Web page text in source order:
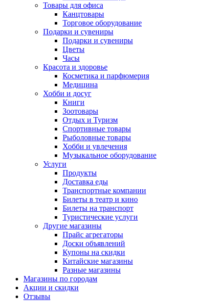
Товары для офиса
Канцтовары
Торговое оборудование
Подарки и сувениры
Подарки и сувениры
Цветы
Часы
Красота и здоровье
Косметика и парфюмерия
Медицина
Хобби и досуг
Книги
Зоотовары
Отдых и Туризм
Спортивные товары
Рыболовные товары
Хобби и увлечения
Музыкальное оборудование
Услуги
Продукты
Доставка еды
Транспортные компании
Билеты в театр и кино
Билеты на транспорт
Туристические услуги
Другие магазины
Прайс агрегаторы
Доски объявлений
Купоны на скидки
Китайские магазины
Разные магазины
Магазины по городам
Акции и скидки
Отзывы